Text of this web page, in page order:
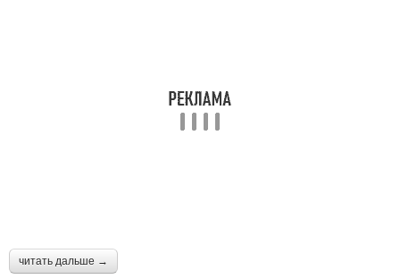
читать дальше →